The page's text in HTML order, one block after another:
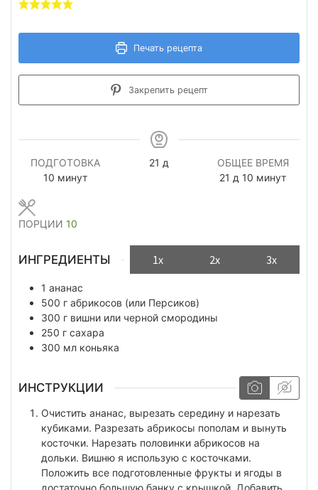
Печать рецепта
Закрепить рецепт
ПОДГОТОВКА
10 минуты
минут
21 дней
д
ОБЩЕЕ ВРЕМЯ
21 дней
д 10 минуты
минут
ПОРЦИИ 10
ИНГРЕДИЕНТЫ 1x 2x 3x
1 ананас
500 г абрикосов (или Персиков)
300 г вишни или черной смородины
250 г сахара
300 мл коньяка
ИНСТРУКЦИИ
Очистить ананас, вырезать середину и нарезать
кубиками. Разрезать абрикосы пополам и вынуть
косточки. Нарезать половинки абрикосов на
дольки. Вишню я использую с косточками.
Положить все подготовленные фрукты и ягоды в